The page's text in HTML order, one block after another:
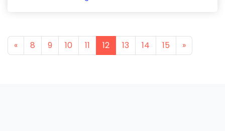
«Previous
8 9 10 11 12 13 14 15 »Next